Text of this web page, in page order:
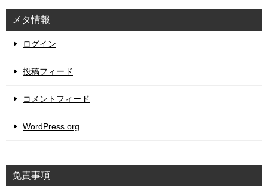
メタ情報
ログイン
投稿フィード
コメントフィード
WordPress.org
免責事項